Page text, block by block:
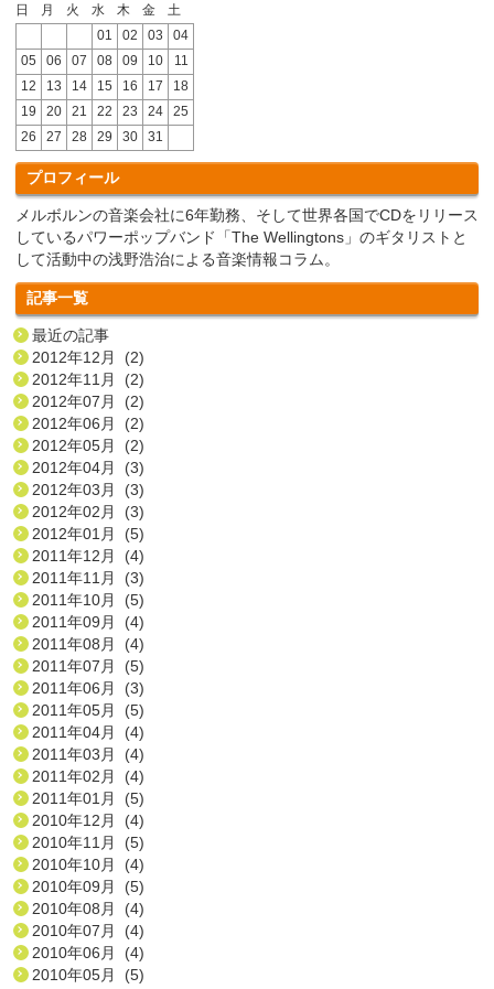
日 月 火 水 木 金
土
01
02 03
04
05
06 07 08 09 10
11
12
13 14 15 16 17
18
19
20 21 22 23 24
25
26
27 28 29 30 31
プロフィール
メルボルンの音楽会社に6年勤務、そして世界各国でCDをリリース
しているパワーポップバンド「The Wellingtons」のギタリストと
して活動中の浅野浩治による音楽情報コラム。
記事一覧
最近の記事
2012年12月 (2)
2012年11月 (2)
2012年07月 (2)
2012年06月 (2)
2012年05月 (2)
2012年04月 (3)
2012年03月 (3)
2012年02月 (3)
2012年01月 (5)
2011年12月 (4)
2011年11月 (3)
2011年10月 (5)
2011年09月 (4)
2011年08月 (4)
2011年07月 (5)
2011年06月 (3)
2011年05月 (5)
2011年04月 (4)
2011年03月 (4)
2011年02月 (4)
2011年01月 (5)
2010年12月 (4)
2010年11月 (5)
2010年10月 (4)
2010年09月 (5)
2010年08月 (4)
2010年07月 (4)
2010年06月 (4)
2010年05月 (5)